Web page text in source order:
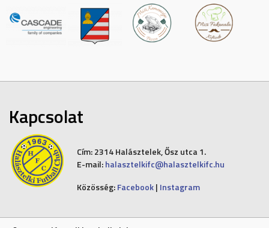
Kapcsolat
Cím:2314 Halásztelek, Ősz utca 1.
E-mail: halasztelkifc@halasztelkifc.hu
Közösség: Facebook| Instagram